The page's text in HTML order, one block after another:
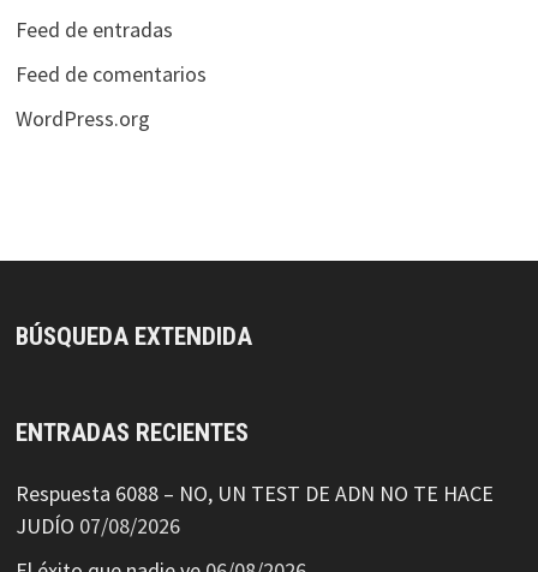
Feed de entradas
Feed de comentarios
WordPress.org
BÚSQUEDA EXTENDIDA
ENTRADAS RECIENTES
Respuesta 6088 – NO, UN TEST DE ADN NO TE HACE
JUDÍO 07/08/2026